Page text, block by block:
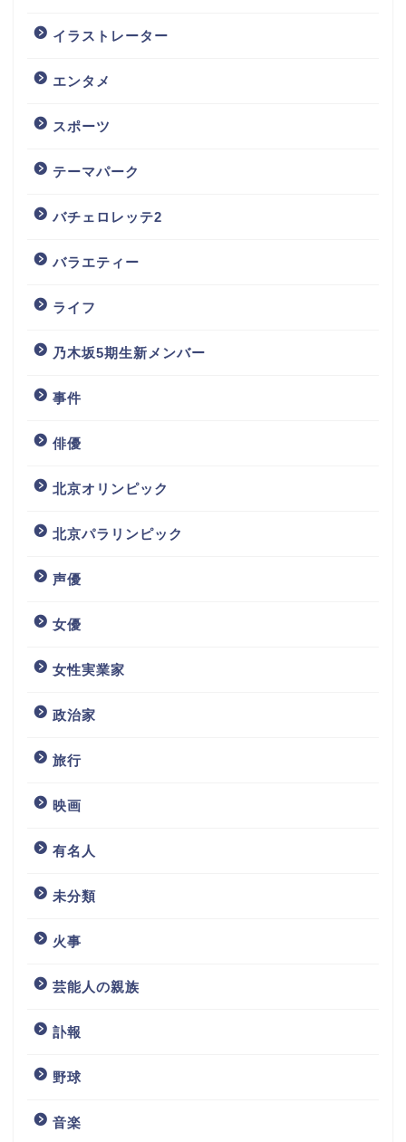
イラストレーター
エンタメ
スポーツ
テーマパーク
バチェロレッテ2
バラエティー
ライフ
乃木坂5期生新メンバー
事件
俳優
北京オリンピック
北京パラリンピック
声優
女優
女性実業家
政治家
旅行
映画
有名人
未分類
火事
芸能人の親族
訃報
野球
音楽